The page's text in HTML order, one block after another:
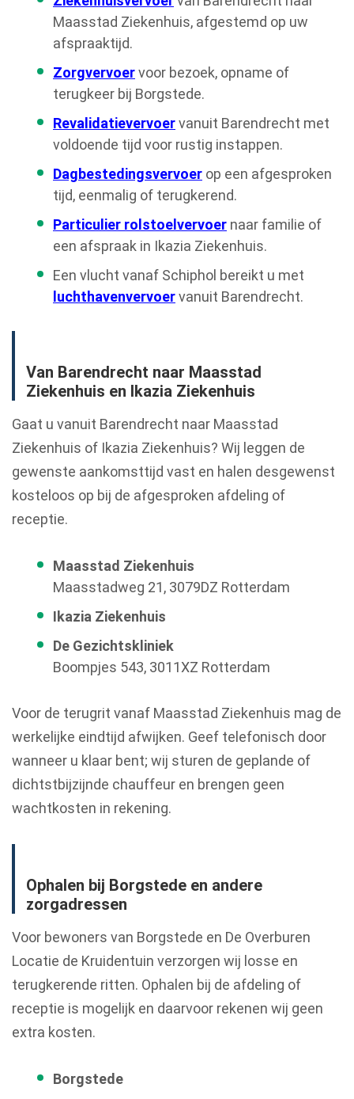
Maasstad Ziekenhuis, afgestemd op uw
afspraaktijd.
Zorgvervoervoor bezoek, opname of
terugkeer bij Borgstede.
Revalidatievervoervanuit Barendrecht met
voldoende tijd voor rustig instappen.
Dagbestedingsvervoer op een afgesproken
tijd, eenmalig of terugkerend.
Particulier rolstoelvervoer naar familie of
een afspraak in Ikazia Ziekenhuis.
Een vlucht vanaf Schiphol bereikt u met
luchthavenvervoervanuit Barendrecht.
Van Barendrecht naar Maasstad
Ziekenhuis en Ikazia Ziekenhuis
Gaat u vanuit Barendrecht naar Maasstad
Ziekenhuis of Ikazia Ziekenhuis? Wij leggen de
gewenste aankomsttijd vast en halen desgewenst
kosteloos op bij de afgesproken afdeling of
receptie.
Maasstad Ziekenhuis
Maasstadweg 21, 3079DZ Rotterdam
Ikazia Ziekenhuis
De Gezichtskliniek
Boompjes 543, 3011XZ Rotterdam
Voor de terugrit vanaf Maasstad Ziekenhuis mag de
werkelijke eindtijd afwijken. Geef telefonisch door
wanneer u klaar bent; wij sturen de geplande of
dichtstbijzijnde chauffeur en brengen geen
wachtkosten in rekening.
Ophalen bij Borgstede en andere
zorgadressen
Voor bewoners van Borgstede en De Overburen
Locatie de Kruidentuin verzorgen wij losse en
terugkerende ritten. Ophalen bij de afdeling of
receptie is mogelijk en daarvoor rekenen wij geen
extra kosten.
Borgstede